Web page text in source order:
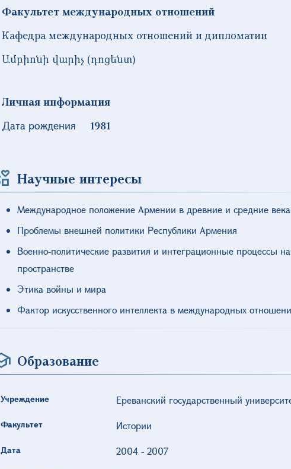
Факультет международных отношений
Кафедра международных отношений и дипломатии
Ամբիոնի վարիչ (դոցենտ)
Личная информация
Дата рождения
1981
Научные интересы
Международное положение Армении в древние и средние века
Проблемы внешней политики Республики Армения
Военно-политические развития и интеграционные процессы на
пространстве
Этика войны и мира
Фактор искусственного интеллекта в международных
Образование
Учреждение Ереванский государственный
Факультет Истории
Дата 2004- 2007